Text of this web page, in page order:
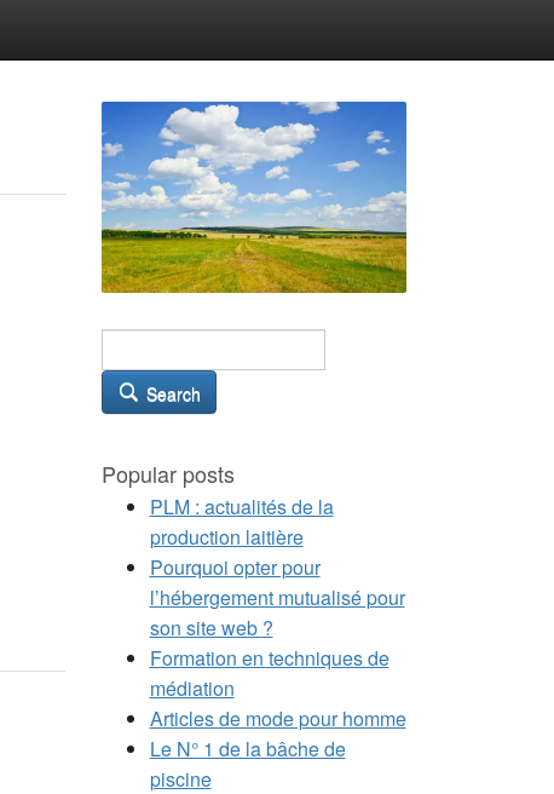
Search
Popular posts
PLM : actualités de la
production laitière
Pourquoi opter pour
l’hébergement mutualisé pour
son site web ?
Formation en techniques de
médiation
Articles de mode pour homme
Le N° 1 de la bâche de
piscine